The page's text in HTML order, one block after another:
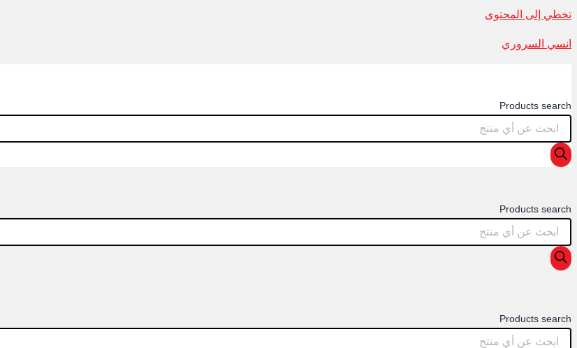
تخطي إلى المحتوى
انسي السروري
Products search
Products search
Products search